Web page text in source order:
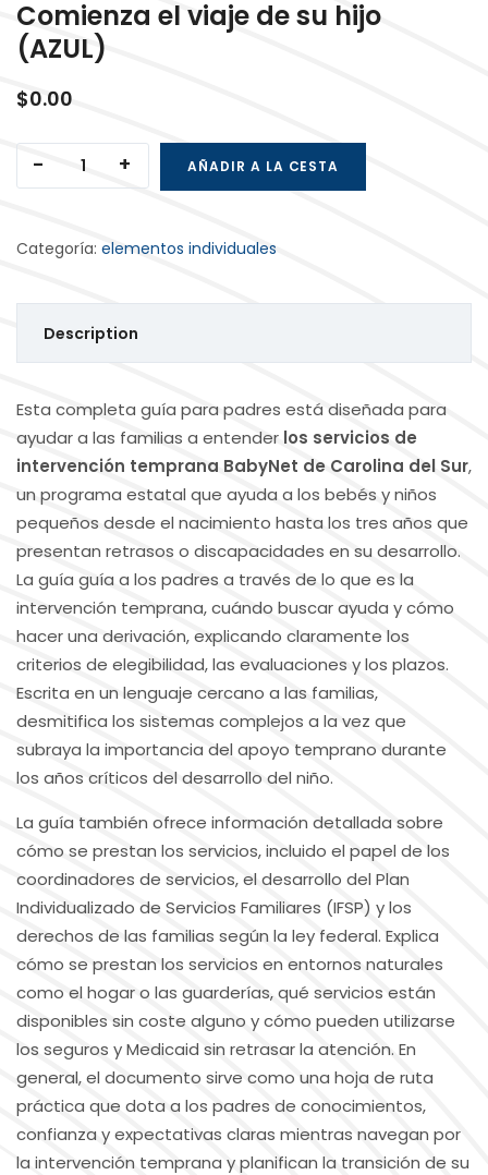
Comienza el viaje de su hijo
(AZUL)
$0.00
Comienza el viaje de su hijo (AZUL) cantidad
AÑADIR A LA CESTA
Categoría: elementos individuales
Description
Esta completa guía para padres está diseñada para
ayudar a las familias a entender los servicios de
intervención temprana BabyNet de Carolina del Sur,
un programa estatal que ayuda a los bebés y niños
pequeños desde el nacimiento hasta los tres años que
presentan retrasos o discapacidades en su desarrollo.
La guía guía a los padres a través de lo que es la
intervención temprana, cuándo buscar ayuda y cómo
hacer una derivación, explicando claramente los
criterios de elegibilidad, las evaluaciones y los plazos.
Escrita en un lenguaje cercano a las familias,
desmitifica los sistemas complejos a la vez que
subraya la importancia del apoyo temprano durante
los años críticos del desarrollo del niño.
La guía también ofrece información detallada sobre
cómo se prestan los servicios, incluido el papel de los
coordinadores de servicios, el desarrollo del Plan
Individualizado de Servicios Familiares (IFSP) y los
derechos de las familias según la ley federal. Explica
cómo se prestan los servicios en entornos naturales
como el hogar o las guarderías, qué servicios están
disponibles sin coste alguno y cómo pueden utilizarse
los seguros y Medicaid sin retrasar la atención. En
general, el documento sirve como una hoja de ruta
práctica que dota a los padres de conocimientos,
confianza y expectativas claras mientras navegan por
la intervención temprana y planifican la transición de su